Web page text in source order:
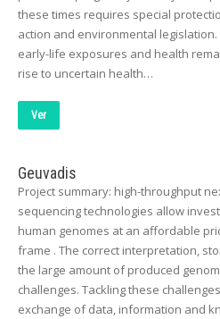
these times requires special
action and environmental
early-life exposures and health
rise to uncertain health…
Ver
Geuvadis
Project summary: high-throughput
sequencing technologies allow
human genomes at an affordable
frame . The correct interpretation,
the large amount of produced
challenges. Tackling these
exchange of data, information and